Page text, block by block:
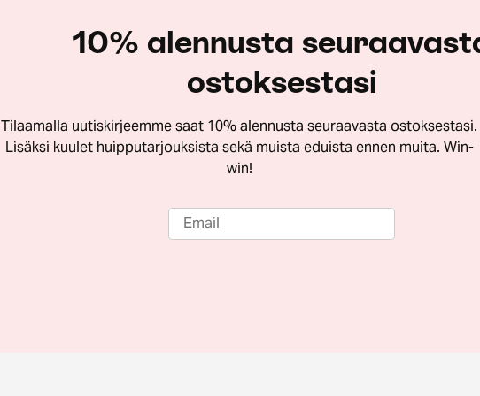
10% alennusta
ostoksestasi
Tilaamalla uutiskirjeemme saat 10% alennusta seuraavasta ostoksestasi.
Lisäksi kuulet huipputarjouksista sekä muista eduista ennen muita. Win-
win!